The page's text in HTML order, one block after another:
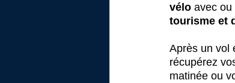
vélo avec ou
tourisme et
Après un vol
récupérez
matinée ou